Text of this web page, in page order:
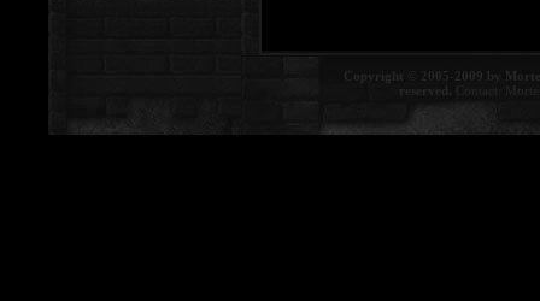
Copyright © 2005-2009 by
reserved. Contact: